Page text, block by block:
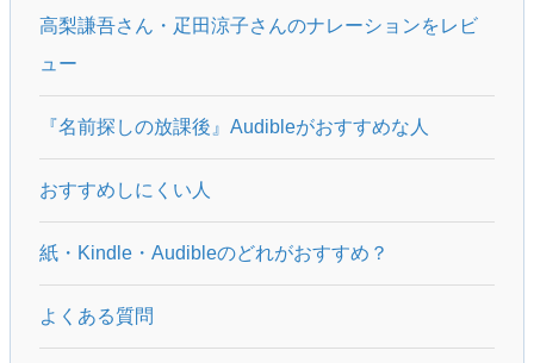
高梨謙吾さん・疋田涼子さんのナレーションをレビ
ュー
『名前探しの放課後』Audibleがおすすめな人
おすすめしにくい人
紙・Kindle・Audibleのどれがおすすめ？
よくある質問